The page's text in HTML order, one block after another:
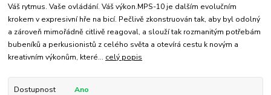
Váš rytmus. Vaše ovládání. Váš výkon.MPS-10 je dalším evolučním
krokem v expresivní hře na bicí. Pečlivě zkonstruován tak, aby byl odolný
a zároveň mimořádně citlivě reagoval, a slouží tak rozmanitým potřebám
bubeníků a perkusionistů z celého světa a otevírá cestu k novým a
kreativním výkonům, které... celý popis
Dostupnost Ano